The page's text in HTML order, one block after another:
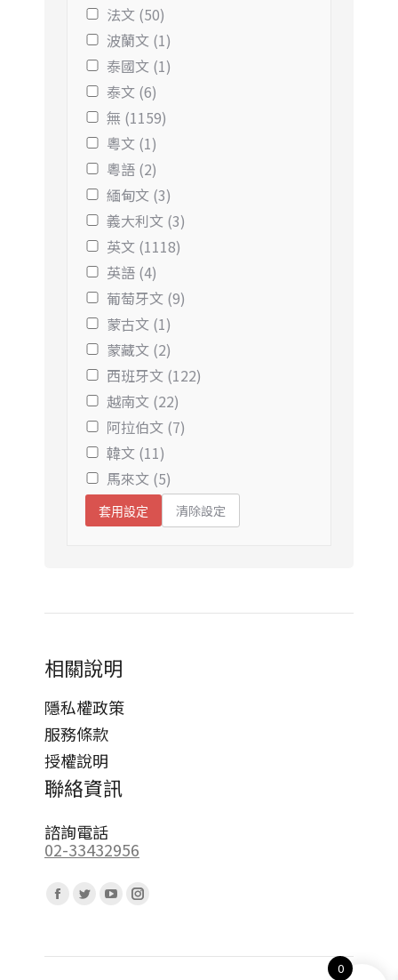
法文 (50)
波蘭文 (1)
泰國文 (1)
泰文 (6)
無 (1159)
粵文 (1)
粵語 (2)
緬甸文 (3)
義大利文 (3)
英文 (1118)
英語 (4)
葡萄牙文 (9)
蒙古文 (1)
蒙藏文 (2)
西班牙文 (122)
越南文 (22)
阿拉伯文 (7)
韓文 (11)
馬來文 (5)
套用設定 清除設定
相關說明
隱私權政策
服務條款
授權說明
聯絡資訊
諮詢電話
02-33432956
Facebook
opens
Twitter
opens
YouTube
opens
Instagram
opens
0